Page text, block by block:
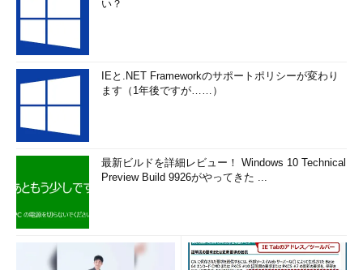
い？
IEと.NET Frameworkのサポートポリシーが変わり
ます（1年後ですが……）
最新ビルドを詳細レビュー！ Windows 10 Technical
Preview Build 9926がやってきた ...